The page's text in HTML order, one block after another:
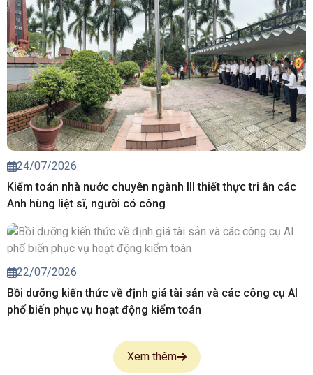
24/07/2026
Kiểm toán nhà nước chuyên ngành III thiết thực tri ân các
Anh hùng liệt sĩ, người có công
22/07/2026
Bồi dưỡng kiến thức về định giá tài sản và các công cụ AI
phố biến phục vụ hoạt động kiểm toán
Xem thêm